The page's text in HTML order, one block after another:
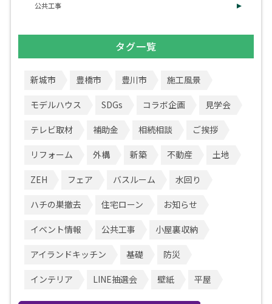
公共工事
タグ一覧
新城市 豊橋市 豊川市 施工風景
モデルハウス SDGs コラボ企画 見学会
テレビ取材 補助金 相続相談 ご挨拶
リフォーム 外構 新築 不動産 土地
ZEH フェア バスルーム 水回り
ハチの巣撤去 住宅ローン お知らせ
イベント情報 公共工事 小屋裏収納
アイランドキッチン 基礎 防災
インテリア LINE抽選会 壁紙 平屋